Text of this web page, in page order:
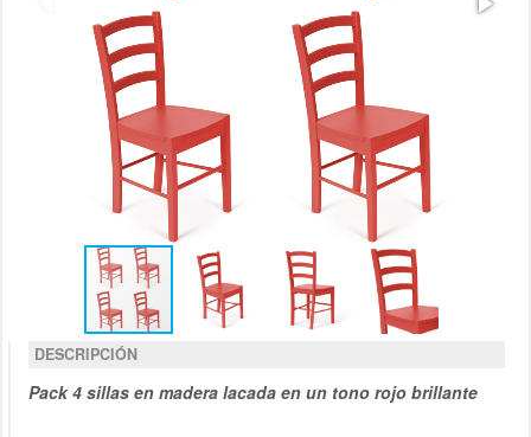
DESCRIPCIÓN
Pack 4 sillas en madera lacada en un tono rojo brillante